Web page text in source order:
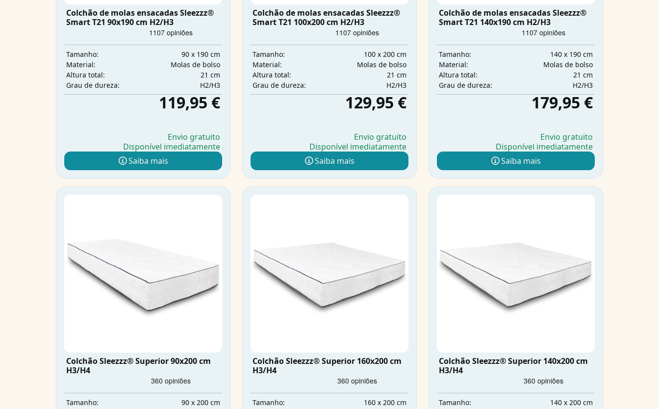
Colchão de molas ensacadas Sleezzz®
Smart T21 90x190 cm H2/H3
Tamanho:
90 x 190 cm
Material:
Molas de bolso
Altura total:
21 cm
Grau de dureza:
H2/H3
119,95 €
Envio gratuito
Disponível imediatamente
Saiba mais
Colchão de molas ensacadas Sleezzz®
Smart T21 100x200 cm H2/H3
Tamanho:
100 x 200 cm
Material:
Molas de bolso
Altura total:
21 cm
Grau de dureza:
H2/H3
129,95 €
Envio gratuito
Disponível imediatamente
Saiba mais
Colchão de molas ensacadas Sleezzz®
Smart T21 140x190 cm H2/H3
Tamanho:
140 x 190 cm
Material:
Molas de bolso
Altura total:
21 cm
Grau de dureza:
H2/H3
179,95 €
Envio gratuito
Disponível imediatamente
Saiba mais
Colchão Sleezzz® Superior 90x200 cm
H3/H4
Tamanho:
90 x 200 cm
Colchão Sleezzz® Superior 160x200 cm
H3/H4
Tamanho:
160 x 200 cm
Colchão Sleezzz® Superior 140x200 cm
H3/H4
Tamanho:
140 x 200 cm